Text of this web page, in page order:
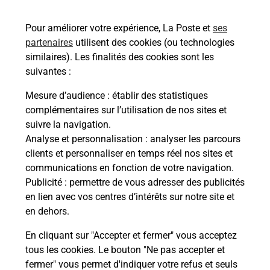
Pour améliorer votre expérience, La Poste et ses
partenaires utilisent des cookies (ou technologies
similaires). Les finalités des cookies sont les
suivantes :
Mesure d’audience : établir des statistiques
complémentaires sur l’utilisation de nos sites et
suivre la navigation.
Analyse et personnalisation : analyser les parcours
clients et personnaliser en temps réel nos sites et
communications en fonction de votre navigation.
Publicité : permettre de vous adresser des publicités
en lien avec vos centres d’intérêts sur notre site et
en dehors.
En cliquant sur "Accepter et fermer" vous acceptez
tous les cookies. Le bouton "Ne pas accepter et
fermer" vous permet d'indiquer votre refus et seuls
proposées par La Poste.
En savoir plus
Souscrire à la téléassistance
Besoin d’un système de téléassistance à l’intérieur
et/ou à l’extérieur de votre domicile ? Découvrez
les offres téléalarme dans votre bureau de Poste à
LA SAULCE.